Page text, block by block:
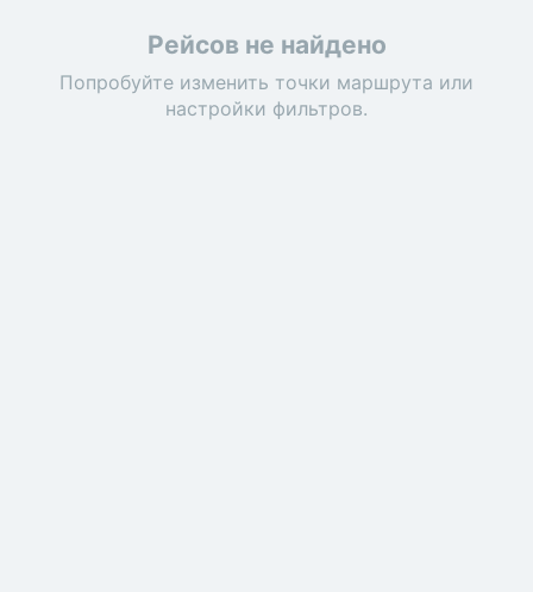
Рейсов не найдено
Попробуйте изменить точки маршрута или
настройки фильтров.